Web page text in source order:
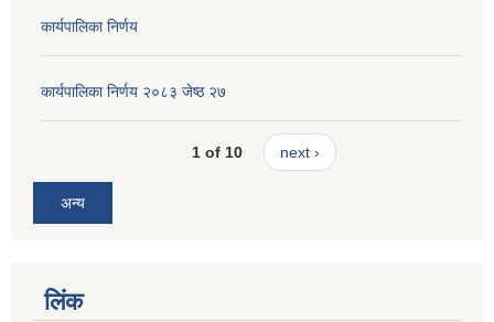
कार्यपालिका निर्णय
कार्यपालिका निर्णय २०८३ जेष्ठ २७
1 of 10 next ›
अन्य
लिंक